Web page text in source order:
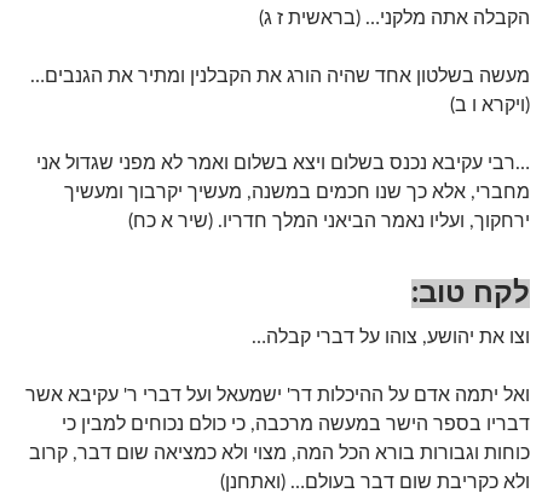
הקבלה אתה מלקני… (בראשית ז ג)
מעשה בשלטון אחד שהיה הורג את הקבלנין ומתיר את הגנבים…
(ויקרא ו ב)
…רבי עקיבא נכנס בשלום ויצא בשלום ואמר לא מפני שגדול אני
מחברי, אלא כך שנו חכמים במשנה, מעשיך יקרבוך ומעשיך
ירחקוך, ועליו נאמר הביאני המלך חדריו. (שיר א כח)
לקח טוב:
וצו את יהושע, צוהו על דברי קבלה…
ואל יתמה אדם על ההיכלות דר' ישמעאל ועל דברי ר' עקיבא אשר
דבריו בספר הישר במעשה מרכבה, כי כולם נכוחים למבין כי
כוחות וגבורות בורא הכל המה, מצוי ולא כמציאה שום דבר, קרוב
ולא כקריבת שום דבר בעולם… (ואתחנן)